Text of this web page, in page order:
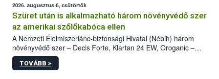
2026. augusztus 6, csütörtök
Szüret után is alkalmazható három növényvédő szer
az amerikai szőlőkabóca ellen
A Nemzeti Élelmiszerlánc-biztonsági Hivatal (Nébih) három
növényvédő szer – Decis Forte, Klartan 24 EW, Oroganic –
engedélyokiratát módosította, így azok a szüretet követően,
egészen a vesszőérettség (BBCH 91) stádiumáig
TOVÁBB >